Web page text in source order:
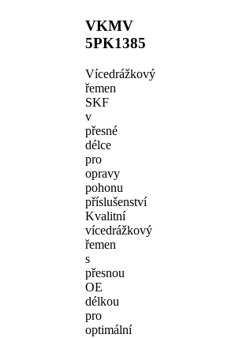
VKMV
5PK1385
Vícedrážkový
řemen
SKF
v
přesné
délce
pro
opravy
pohonu
příslušenství
Kvalitní
vícedrážkový
řemen
s
přesnou
OE
délkou
pro
optimální